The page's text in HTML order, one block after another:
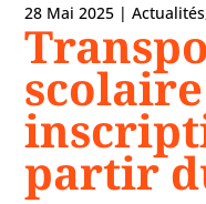
28 Mai 2025 |Actualités
partir